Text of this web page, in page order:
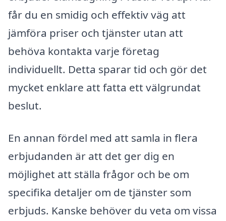
får du en smidig och effektiv väg att
jämföra priser och tjänster utan att
behöva kontakta varje företag
individuellt. Detta sparar tid och gör det
mycket enklare att fatta ett välgrundat
beslut.
En annan fördel med att samla in flera
erbjudanden är att det ger dig en
möjlighet att ställa frågor och be om
specifika detaljer om de tjänster som
erbjuds. Kanske behöver du veta om vissa